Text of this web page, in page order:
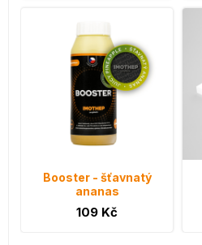
Booster - šťavnatý
ananas
109 Kč